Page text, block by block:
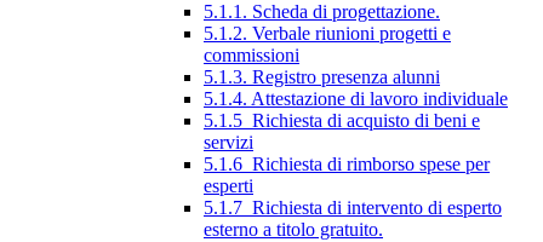
5.1.1. Scheda di progettazione.
5.1.2. Verbale riunioni progetti e
commissioni
5.1.3. Registro presenza alunni
5.1.4. Attestazione di lavoro individuale
5.1.5_Richiesta di acquisto di beni e
servizi
5.1.6_Richiesta di rimborso spese per
esperti
5.1.7_Richiesta di intervento di esperto
esterno a titolo gratuito.